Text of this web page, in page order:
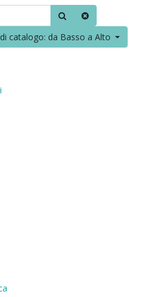
catalogo: da Basso a Alto